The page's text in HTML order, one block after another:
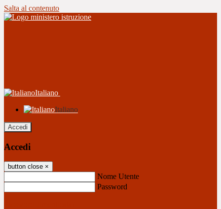
Salta al contenuto
Italiano
Italiano
Accedi
Accedi
button close ×
Nome Utente
Password